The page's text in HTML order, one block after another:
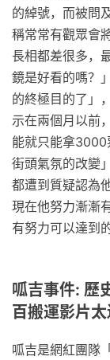
的綽號，而被問
稱常常有觀眾會
長相都差很多，
鏡是好看的嗎？
的終極目的了」
示在兩個月以前
能就只能拿3000
街頭氣氛的改變
都遭到質疑認為
現在他努力漸漸
有努力可以達到的
呱吉事件: 歷
百搬運影片
呱吉是網紅團隊